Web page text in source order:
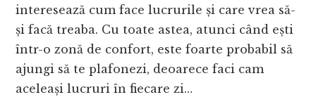
interesează cum face lucrurile și care vrea să-
și facă treaba. Cu toate astea, atunci când ești
într-o zonă de confort, este foarte probabil să
ajungi să te plafonezi, deoarece faci cam
aceleași lucruri în fiecare zi…